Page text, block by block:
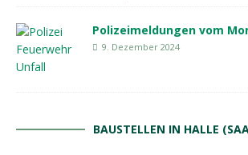
Polizeimeldungen vom
9. Dezember 2024
BAUSTELLEN IN HALLE